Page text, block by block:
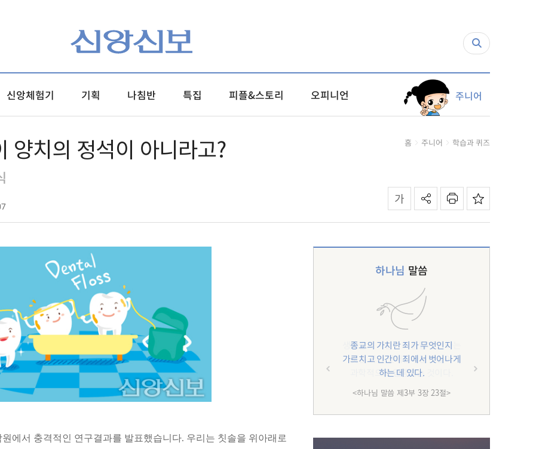
신앙체험기 기획 나침반 특집 피플&스토리 오피니언 주니어
양치의 정석이 아니라고? 홈 주니어 학습과 퀴즈
에서 충격적인 연구결과를 발표했습니다. 우리는 칫솔을 위아래로
하나님 말씀
종교의 가치란 죄가 무엇인지
가르치고 인간이 죄에서 벗어나게
하는 데 있다.
<하나님 말씀 제3부 3장 23절>